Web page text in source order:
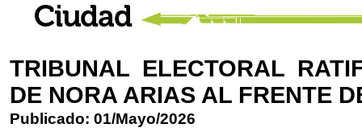
TRIBUNAL ELECTORAL
DE NORA ARIAS AL FRENTE
Publicado: 01/Mayo/2026